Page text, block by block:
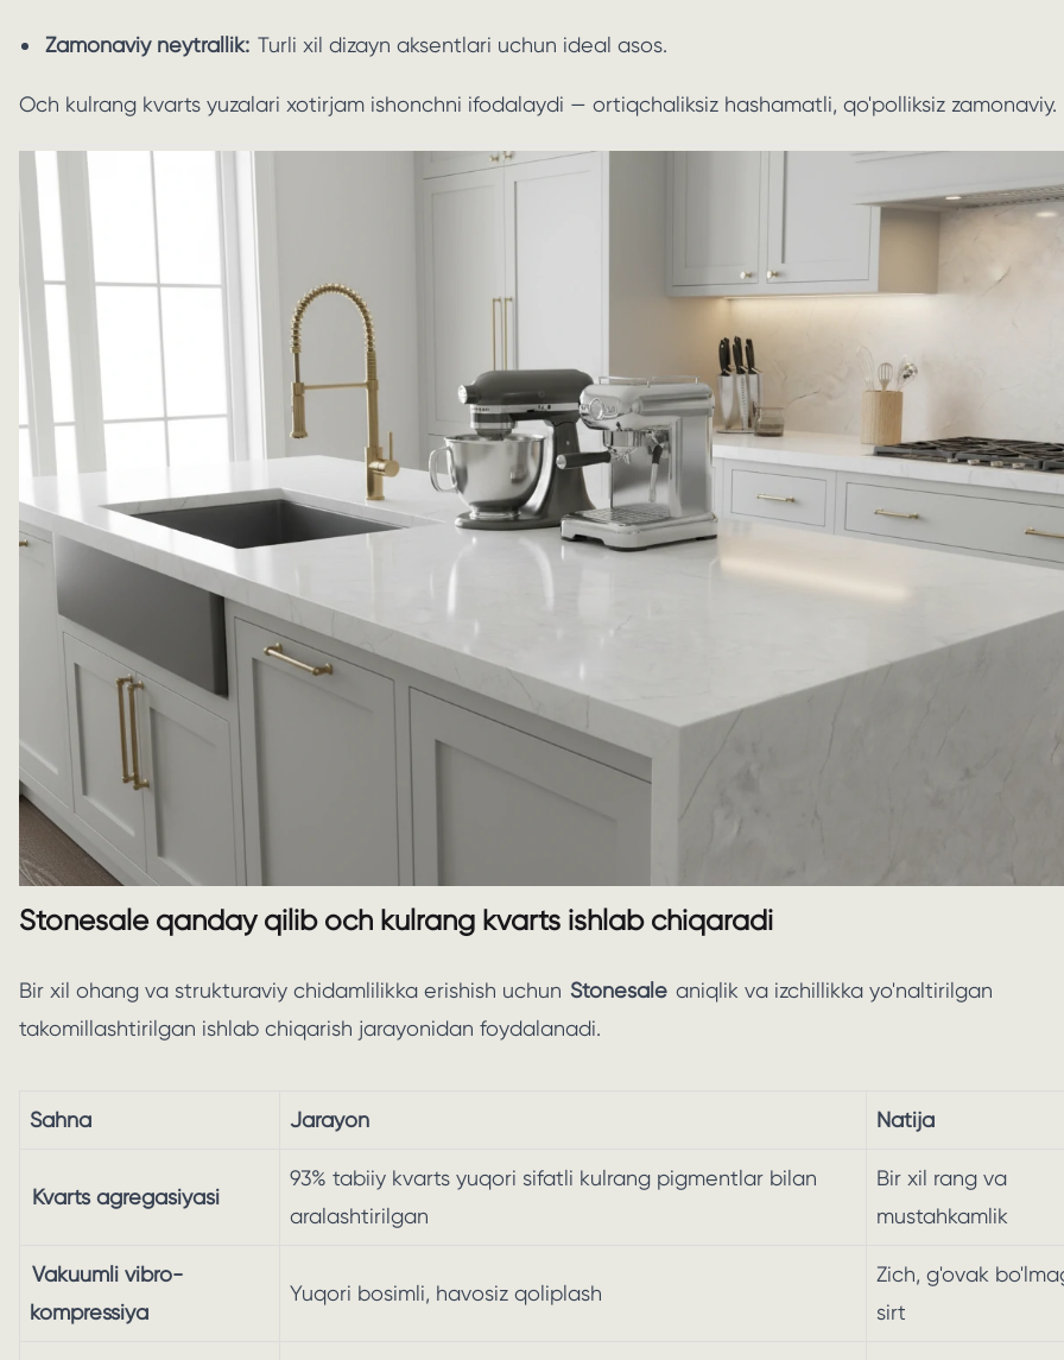
Zamonaviy neytrallik: Turli xil dizayn aksentlari uchun ideal asos.
Och kulrang kvarts yuzalari xotirjam ishonchni ifodalaydi — ortiqchaliksiz hashamatli, qo'polliksiz zamonaviy.
Stonesale qanday qilib och kulrang kvarts ishlab chiqaradi
Bir xil ohang va strukturaviy chidamlilikka erishish uchun Stonesale aniqlik va izchillikka yo'naltirilgan
takomillashtirilgan ishlab chiqarish jarayonidan foydalanadi.
Sahna Jarayon Natija
Kvarts agregasiyasi
93% tabiiy kvarts yuqori sifatli kulrang pigmentlar bilan
aralashtirilgan
Bir xil rang va
mustahkamlik
Vakuumli vibro-
kompressiya
Yuqori bosimli, havosiz qoliplash
Zich, g'ovak
sirt